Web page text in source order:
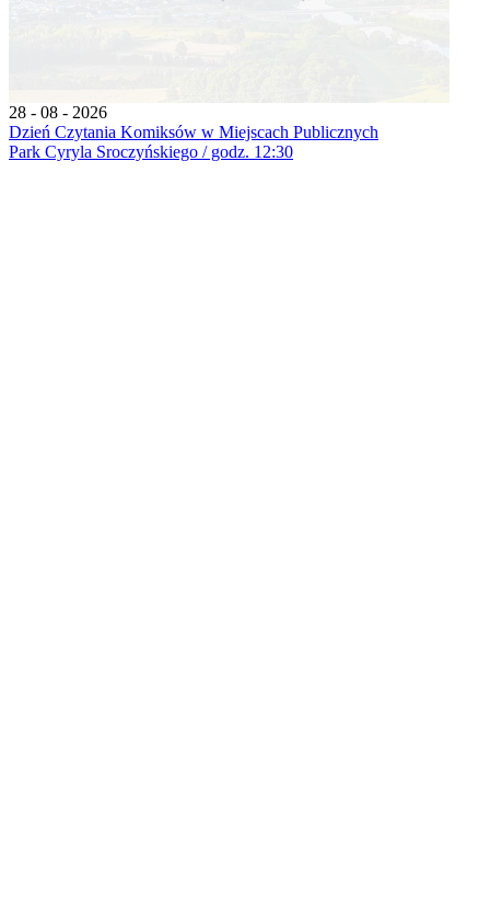
28 - 08 - 2026
Dzień Czytania Komiksów w Miejscach Publicznych
Park Cyryla Sroczyńskiego / godz. 12:30